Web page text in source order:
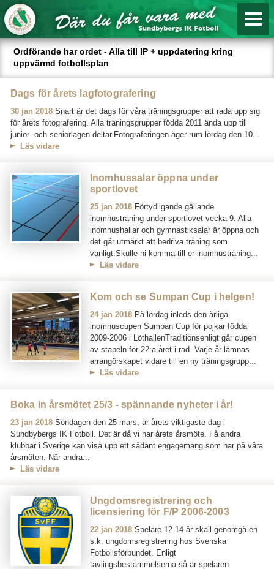
Ordförande har ordet - Alla till IP + uppdatering kring
uppvärmd fotbollsplan
Dags för årets lagfotografering
30 jan 2018 Snart är det dags för våra träningsgrupper att rada upp sig
för årets fotografering. Alla träningsgrupper födda 2011 ända upp till
junior- och seniorlagen deltar.Fotograferingen äger rum lördag den 10...
Läs vidare
Inomhussalar öppna under
sportlovet
25 jan 2018 Förtydligande gällande
inomhusträning under sportlovet vecka 9. Alla
inomhushallar och gymnastiksalar är öppna och
det går utmärkt att bedriva träning som
vanligt.Skulle ni komma till er inomhusträning...
Läs vidare
Kom och se Sumpan Cup i helgen!
24 jan 2018 På lördag inleds den årliga
inomhuscupen Sumpan Cup för pojkar födda
2009-2006 i LöthallenTraditionsenligt går cupen
av stapeln för 22:a året i rad. Varje år lämnas
arrangörskapet vidare till en ny träningsgrupp...
Läs vidare
Boka in årsmötet 25/3 - spännande nyheter i år!
23 jan 2018 Söndagen den 25 mars, är årets viktigaste dag i
Sundbybergs IK Fotboll. Det är då vi har årets årsmöte. Få andra
klubbar i Sverige kan visa upp ett sådant engagemang som har på våra
årsmöten. När andra...
Läs vidare
Ungdomsregistrering och
licensiering för F/P 2006-2003
22 jan 2018 Spelare 12-14 år skall genomgå en
s.k. ungdomsregistrering hos Svenska
Fotbollsförbundet. Enligt
tävlingsbestämmelserna så är spelaren